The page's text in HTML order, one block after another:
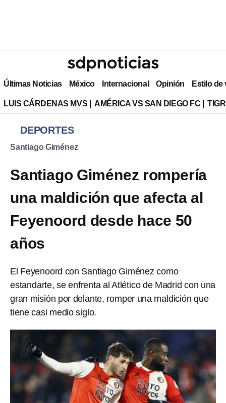
Últimas Noticias México Internacional Opinión Estilo de
LUIS CÁRDENAS MVS AMÉRICA VS SAN DIEGO FC
DEPORTES
Santiago Giménez
Santiago Giménez rompería
una maldición que afecta al
Feyenoord desde hace 50
años
El Feyenoord con Santiago Giménez como
estandarte, se enfrenta al Atlético de Madrid con una
gran misión por delante, romper una maldición que
tiene casi medio siglo.